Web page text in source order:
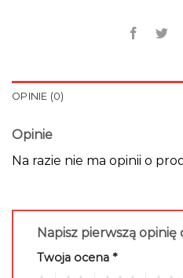
OPINIE (0)
Opinie
Na razie nie ma opinii o
Napisz pierwszą opinię
Twoja ocena *